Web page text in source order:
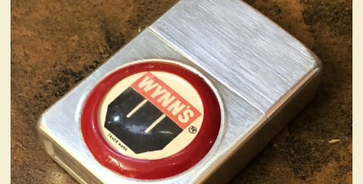
ヴィンテージ・グッズ
LIFE誌 企業広告切り抜き
ファイヤーキング他
コカコーラ・グッズ